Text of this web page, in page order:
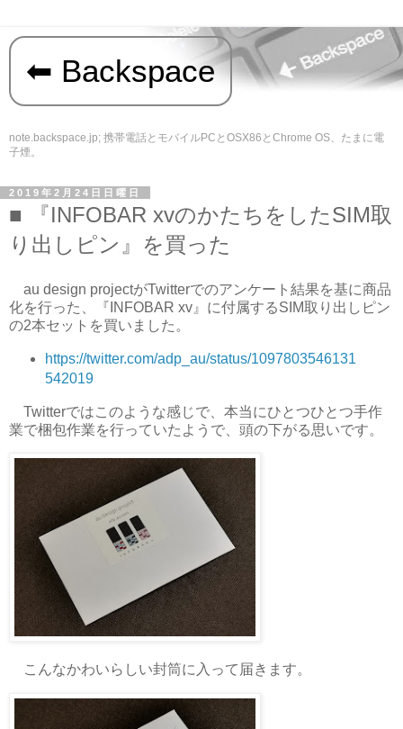
Backspace
note.backspace.jp; 携帯電話とモバイルPCとOSX86とChrome OS、たまに電
子煙。
2019年2月24日日曜日
『INFOBAR xvのかたちをしたSIM取
り出しピン』を買った
au design projectがTwitterでのアンケート結果を基に商品
化を行った、『INFOBAR xv』に付属するSIM取り出しピン
の2本セットを買いました。
https://twitter.com/adp_au/status/1097803546131
542019
Twitterではこのような感じで、本当にひとつひとつ手作
業で梱包作業を行っていたようで、頭の下がる思いです。
こんなかわいらしい封筒に入って届きます。